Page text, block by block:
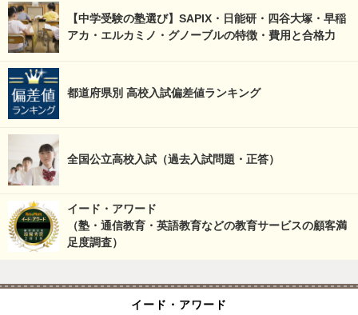
【中学受験の塾選び】SAPIX・日能研・四谷大塚・早稲
アカ・エルカミノ・グノーブルの特徴・費用と合格力
都道府県別 高校入試偏差値ランキング
全国公立高校入試（過去入試問題・正答）
イード・アワード
（塾・通信教育・英語教育などの教育サービスの顧客満
足度調査）
イード・アワード